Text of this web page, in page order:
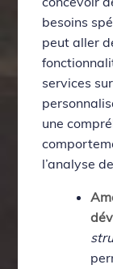
besoins
peut aller
services
une
l’analyse